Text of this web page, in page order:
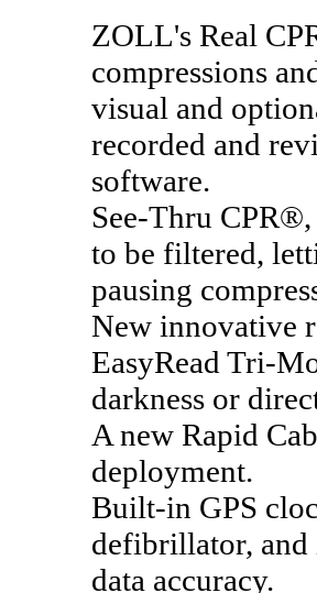
ZOLL's Real
compressions
visual and
recorded and
software.
See-Thru
to be filtered,
pausing
New innovative
EasyRead Tri-
darkness or
A new Rapid
deployment.
Built-in GPS
defibrillator,
data accuracy.